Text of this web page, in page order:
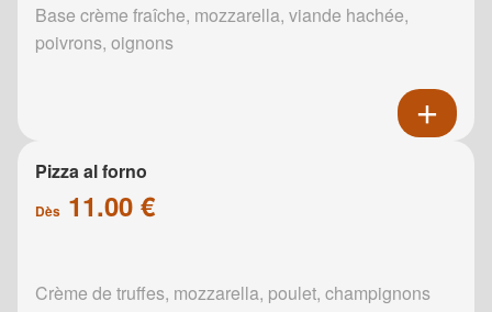
Base crème fraîche, mozzarella, viande hachée,
poivrons, oignons
Pizza al forno
Dès 11.00 €
Crème de truffes, mozzarella, poulet, champignons